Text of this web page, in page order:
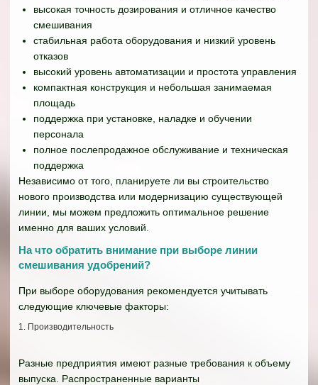
высокая точность дозирования и отличное качество
смешивания
стабильная работа оборудования и низкий уровень
отказов
высокий уровень автоматизации и простота управления
компактная конструкция и небольшая занимаемая
площадь
поддержка при установке, наладке и обучении
персонала
полное послепродажное обслуживание и техническая
поддержка
Независимо от того, планируете ли вы строительство
нового производства или модернизацию существующей
линии, мы можем предложить оптимальное решение
именно для ваших условий.
На что обратить внимание при выборе линии
смешивания удобрений?
При выборе оборудования рекомендуется учитывать
следующие ключевые факторы:
1. Производительность
Разные предприятия имеют разные требования к объему
выпуска. Распространенные варианты